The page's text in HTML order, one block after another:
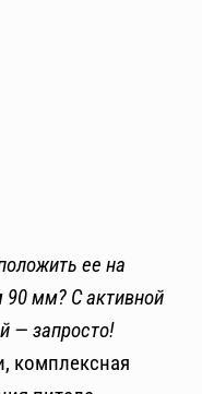
ее на
мм? С активной
— запросто!
комплексная